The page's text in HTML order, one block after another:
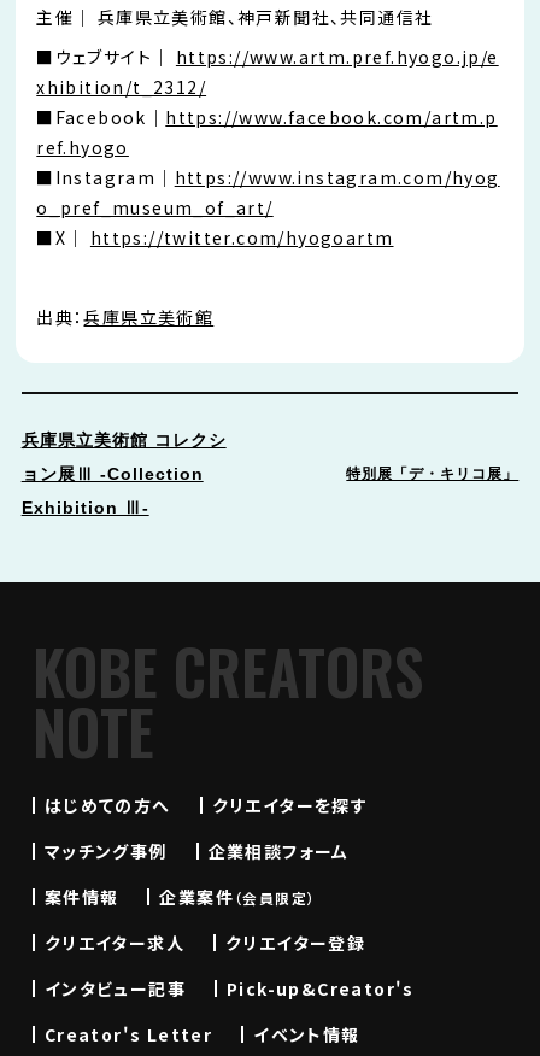
主催｜ 兵庫県立美術館、神戸新聞社、共同通信社
■ウェブサイト｜ https://www.artm.pref.hyogo.jp/e
xhibition/t_2312/
■Facebook｜ https://www.facebook.com/artm.p
ref.hyogo
■Instagram｜ https://www.instagram.com/hyog
o_pref_museum_of_art/
■X｜ https://twitter.com/hyogoartm
出典：兵庫県立美術館
兵庫県立美術館 コレクシ
ョン展Ⅲ -Collection
Exhibition Ⅲ-
特別展「デ・キリコ展」
KOBE CREATORS
NOTE
はじめての方へ
クリエイターを探す
マッチング事例
企業相談フォーム
案件情報
企業案件（会員限定）
クリエイター求人
クリエイター登録
インタビュー記事
Pick-up&Creator's
Creator's Letter
イベント情報